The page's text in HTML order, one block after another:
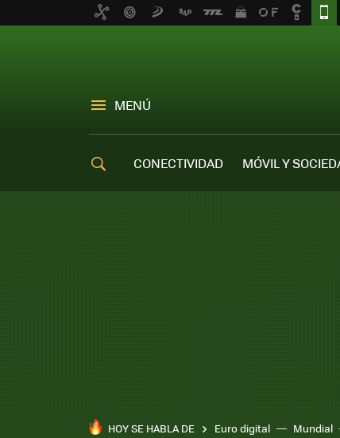
MENÚ
CONECTIVIDAD MÓVIL Y
HOY SE HABLA DE Euro digital Mundial